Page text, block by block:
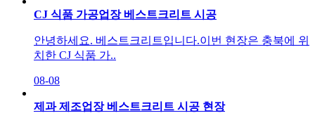
CJ 식품 가공업장 베스트크리트 시공
안녕하세요. 베스트크리트입니다.​이번 현장은 충북에 위
치한 CJ 식품 가..
08-08
제과 제조업장 베스트크리트 시공 현장